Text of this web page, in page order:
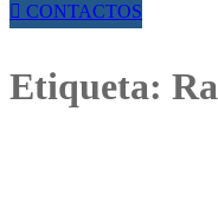
CONTACTOS
Etiqueta: